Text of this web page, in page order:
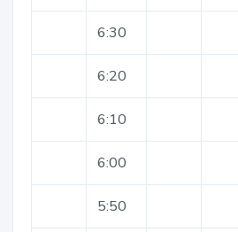
6:30
6:20
6:10
6:00
5:50